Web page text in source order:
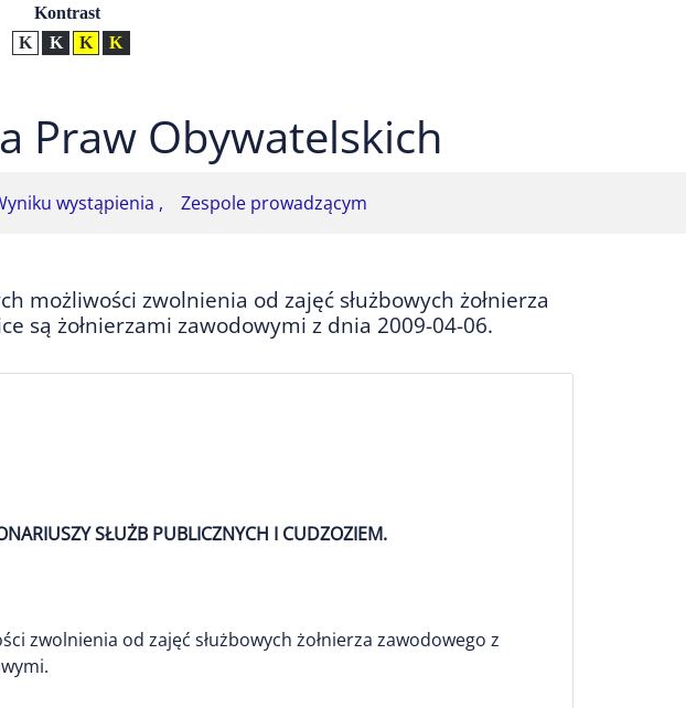
Kontrast
Kontrast normalny
Kontrast biały tekst na czarnym
Kontrast czarny tekst na żółtym
Praw Obywatelskich
wystąpienia , Zespole prowadzącym
zwolnienia od zajęć służbowych żołnierza
są żołnierzami zawodowymi z dnia 2009-04-06.
SŁUŻB PUBLICZNYCH I CUDZOZIEM.
zwolnienia od zajęć służbowych żołnierza zawodowego z